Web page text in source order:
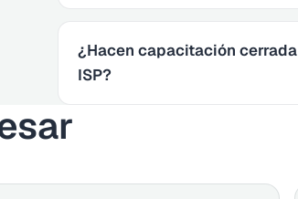
¿Hacen capacitación
ISP?